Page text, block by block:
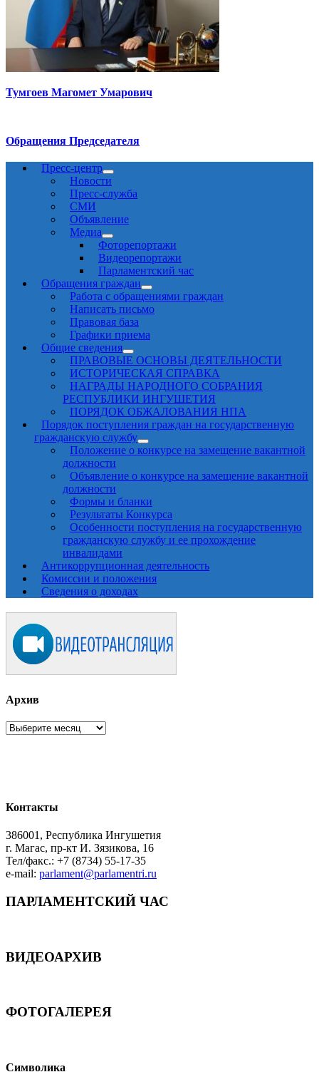
Тумгоев Магомет Умарович
Обращения Председателя
Пресс-центр
Новости
Пресс-служба
СМИ
Объявление
Медиа
Фоторепортажи
Видеорепортажи
Парламентский час
Обращения граждан
Работа с обращениями граждан
Написать письмо
Правовая база
Графики приема
Общие сведения
ПРАВОВЫЕ ОСНОВЫ ДЕЯТЕЛЬНОСТИ
ИСТОРИЧЕСКАЯ СПРАВКА
НАГРАДЫ НАРОДНОГО СОБРАНИЯ
РЕСПУБЛИКИ ИНГУШЕТИЯ
ПОРЯДОК ОБЖАЛОВАНИЯ НПА
Порядок поступления граждан на государственную
гражданскую службу
Положение о конкурсе на замещение вакантной
должности
Объявление о конкурсе на замещение вакантной
должности
Формы и бланки
Результаты Конкурса
Особенности поступления на государственную
гражданскую службу и ее прохождение
инвалидами
Антикоррупционная деятельность
Комиссии и положения
Сведения о доходах
Архив
Архив
Контакты
386001, Республика Ингушетия
г. Магас, пр-кт И. Зязикова, 16
Тел/факс.: +7 (8734) 55-17-35
e-mail: parlament@parlamentri.ru
ПАРЛАМЕНТСКИЙ ЧАС
ВИДЕОАРХИВ
ФОТОГАЛЕРЕЯ
Символика